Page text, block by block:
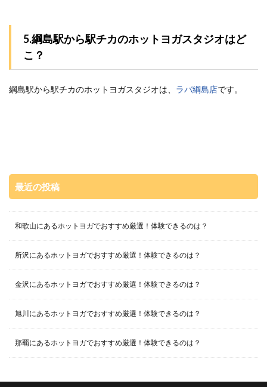
5.綱島駅から駅チカのホットヨガスタジオはど
こ？
綱島駅から駅チカのホットヨガスタジオは、 ラバ綱島店です。
最近の投稿
和歌山にあるホットヨガでおすすめ厳選！体験できるのは？
所沢にあるホットヨガでおすすめ厳選！体験できるのは？
金沢にあるホットヨガでおすすめ厳選！体験できるのは？
旭川にあるホットヨガでおすすめ厳選！体験できるのは？
那覇にあるホットヨガでおすすめ厳選！体験できるのは？